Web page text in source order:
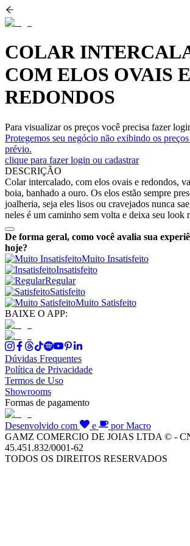
COLAR
COM ELOS OVAIS E
REDONDOS
Para visualizar os preços você precisa fazer
Protegemos seu negócio não exibindo os
prévio.
clique para fazer login ou cadastrar
DESCRIÇÃO
Colar intercalado, com elos ovais e redondos,
boia, banhado a ouro. Os elos estão sempre
joalheria, seja eles lisos ou cravejados nunca
neles é um caminho sem volta e deixa seu look
De forma geral, como você avalia sua
hoje?
Muito Insatisfeito
Insatisfeito
Regular
Satisfeito
Muito Satisfeito
BAIXE O APP:
Dúvidas Frequentes
Política de Privacidade
Termos de Uso
Showrooms
Formas de pagamento
Desenvolvido com e
por Macro
GAMZ COMERCIO DE JOIAS LTDA © -
45.451.832/0001-62
TODOS OS DIREITOS RESERVADOS